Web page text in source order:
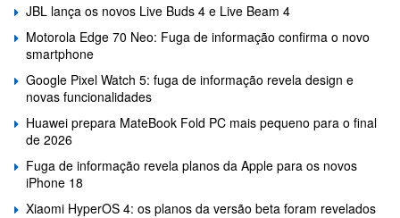
JBL lança os novos Live Buds 4 e Live Beam 4
Motorola Edge 70 Neo: Fuga de informação confirma o novo
smartphone
Google Pixel Watch 5: fuga de informação revela design e
novas funcionalidades
Huawei prepara MateBook Fold PC mais pequeno para o final
de 2026
Fuga de informação revela planos da Apple para os novos
iPhone 18
Xiaomi HyperOS 4: os planos da versão beta foram revelados